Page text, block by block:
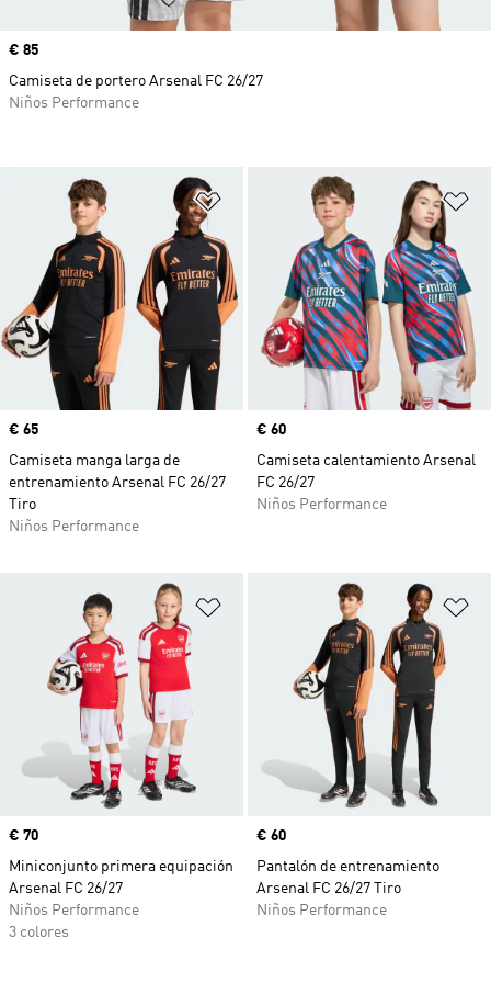
Añadir a la lista de deseos
Precio
€ 65
Camiseta manga larga de
entrenamiento Arsenal FC 26/27
Tiro
Niños Performance
Precio
€ 60
Camiseta calentamiento Arsenal
FC 26/27
Niños Performance
Añadir a la lista de deseos
Precio
€ 70
Miniconjunto primera equipación
Arsenal FC 26/27
Niños Performance
3 colores
Precio
€ 60
Pantalón de entrenamiento
Arsenal FC 26/27 Tiro
Niños Performance
Precio
€ 85
Camiseta de portero Arsenal FC 26/27
Niños Performance